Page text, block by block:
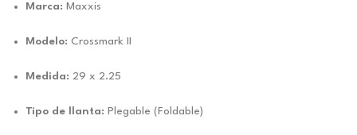
Marca: Maxxis
Modelo: Crossmark II
Medida: 29 x 2.25
Tipo de llanta: Plegable (Foldable)